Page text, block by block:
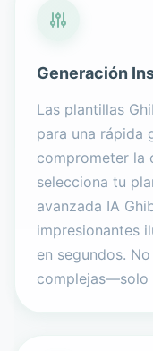
Generación
Las plantillas
para una rápida
comprometer la
selecciona tu
avanzada IA
impresionantes
en segundos.
complejas—solo